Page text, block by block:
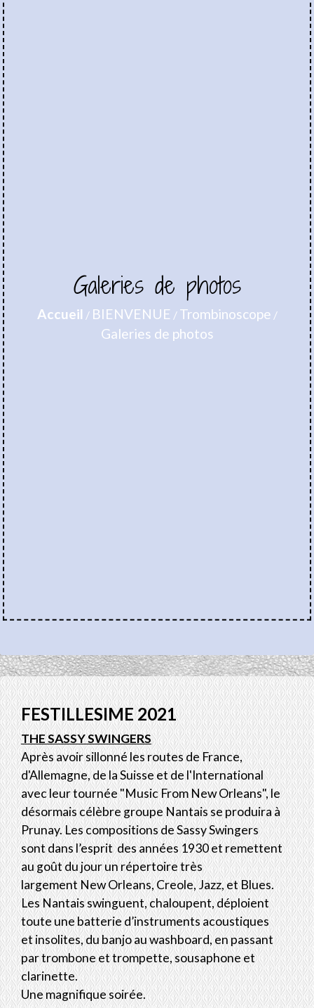
Galeries de photos
Accueil / BIENVENUE / Trombinoscope /
Galeries de photos
FESTILLESIME 2021
THE SASSY SWINGERS
Après avoir sillonné les routes de France,
d'Allemagne, de la Suisse et de l'International
avec leur tournée "Music From New Orleans", le
désormais célèbre groupe Nantais se produira à
Prunay. Les compositions de Sassy Swingers
sont dans l’esprit des années 1930 et remettent
au goût du jour un répertoire très
largement New Orleans, Creole, Jazz, et Blues.
Les Nantais swinguent, chaloupent, déploient
toute une batterie d’instruments acoustiques
et insolites, du banjo au washboard, en passant
par trombone et trompette, sousaphone et
clarinette.
Une magnifique soirée.